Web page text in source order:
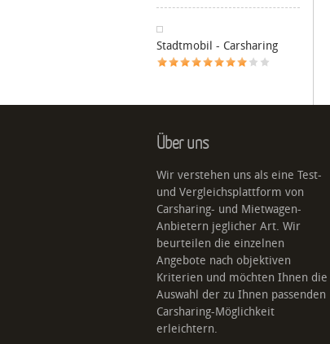
Stadtmobil - Carsharing
Über uns
Wir verstehen uns als eine Test-
und Vergleichsplattform von
Carsharing- und Mietwagen-
Anbietern jeglicher Art. Wir
beurteilen die einzelnen
Angebote nach objektiven
Kriterien und möchten Ihnen die
Auswahl der zu Ihnen passenden
Carsharing-Möglichkeit
erleichtern.